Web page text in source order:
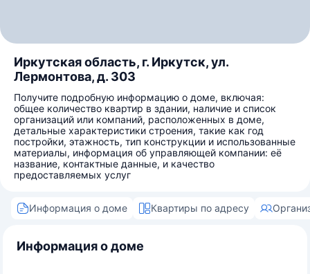
Иркутская область, г. Иркутск, ул.
Лермонтова, д. 303
Получите подробную информацию о доме, включая:
общее количество квартир в здании, наличие и список
организаций или компаний, расположенных в доме,
детальные характеристики строения, такие как год
постройки, этажность, тип конструкции и использованные
материалы, информация об управляющей компании: её
название, контактные данные, и качество
предоставляемых услуг
Информация о доме Квартиры по адресу
Информация о доме